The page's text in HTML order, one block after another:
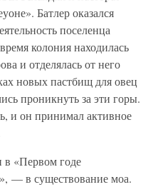
Батлер оказался
поселенца
колония находилась
и отделялась от него
новых пастбищ для овец
проникнуть за эти горы.
и он принимал активное
«Первом годе
— в существование моа.